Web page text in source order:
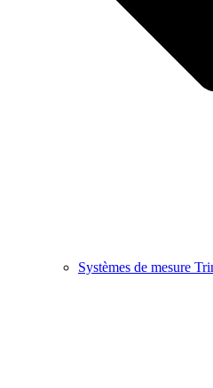
Systèmes de mesure